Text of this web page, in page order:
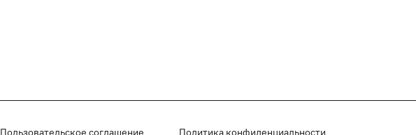
Пользовательское соглашение Политика конфиденциальности